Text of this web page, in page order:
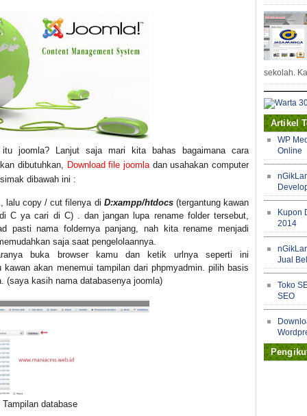
joomla? Lanjut saja mari kita bahas bagaimana cara
dibutuhkan, Download file joomladan usahakan computer
dibawah ini :
lalu copy / cut filenya di D:xampp/htdocs(tergantung kawan
C ya cari di C) . dan jangan lupa rename folder tersebut,
pasti nama foldernya panjang, nah kita rename menjadi
saja saat pengelolaannya.
buka browser kamu dan ketik urlnya seperti ini
akan menemui tampilan dari phpmyadmin. pilih basis
(saya kasih nama databasenya joomla)
Tampilan database
sekolah.
yakni
Artikel
WP
Online
Kupon
2014
Jual
Toko
SEO